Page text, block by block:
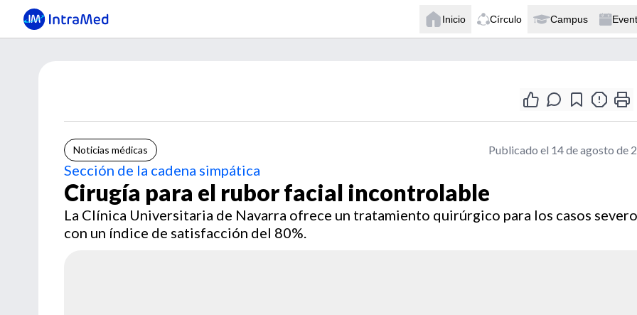
Inicio Círculo Campus
Noticias médicas Publicado el 14 de agosto de
Sección de la cadena simpática
Cirugía para el rubor facial incontrolable
La Clínica Universitaria de Navarra ofrece un tratamiento quirúrgico para los casos
con un índice de satisfacción del 80%.